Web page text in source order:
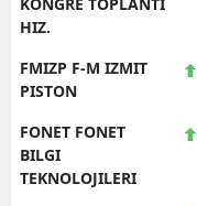
HIZ.
FMIZP F-M IZMIT
PISTON
FONET FONET
BILGI
TEKNOLOJILERI